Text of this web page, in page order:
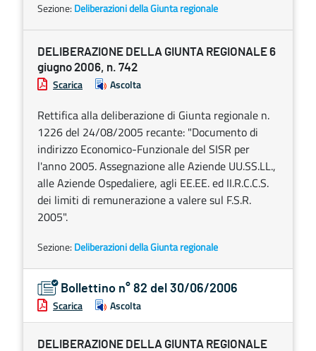
Sezione: Deliberazioni della Giunta regionale
DELIBERAZIONE DELLA GIUNTA REGIONALE 6
giugno 2006, n. 742
Scarica Ascolta
Rettifica alla deliberazione di Giunta regionale n.
1226 del 24/08/2005 recante: "Documento di
indirizzo Economico-Funzionale del SISR per
l'anno 2005. Assegnazione alle Aziende UU.SS.LL.,
alle Aziende Ospedaliere, agli EE.EE. ed II.R.C.C.S.
dei limiti di remunerazione a valere sul F.S.R.
2005".
Sezione: Deliberazioni della Giunta regionale
Bollettino n° 82 del 30/06/2006
Scarica Ascolta
DELIBERAZIONE DELLA GIUNTA REGIONALE